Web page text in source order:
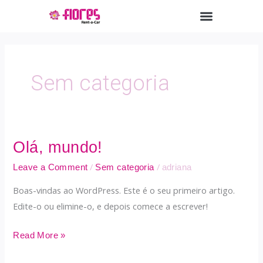
Menu
Sem categoria
Olá, mundo!
Leave a Comment / Sem categoria/ adriana
Boas-vindas ao WordPress. Este é o seu primeiro artigo.
Edite-o ou elimine-o, e depois comece a escrever!
Olá,
Read More »